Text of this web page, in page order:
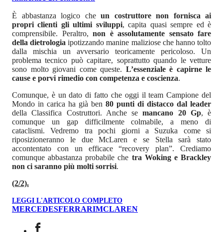
È abbastanza logico che un costruttore non fornisca ai
propri clienti gli ultimi sviluppi, capita quasi sempre ed è
comprensibile. Peraltro, non è assolutamente sensato fare
della dietrologia ipotizzando manine maliziose che hanno tolto
dalla mischia un avversario teoricamente pericoloso. Un
problema tecnico può capitare, soprattutto quando le vetture
sono molto giovani come queste. L’essenziale è capirne le
cause e porvi rimedio con competenza e coscienza.
Comunque, è un dato di fatto che oggi il team Campione del
Mondo in carica ha già ben 80 punti di distacco dal leader
della Classifica Costruttori. Anche semancano 20 Gp, è
comunque un gap difficilmente colmabile, a meno di
cataclismi. Vedremo tra pochi giorni a Suzuka come si
riposizioneranno le due McLaren e se Stella sarà stato
accontentato con un efficace “recovery plan”. Crediamo
comunque abbastanza probabile che tra Woking e Brackley
non ci saranno più molti sorrisi.
(2/2).
LEGGI L'ARTICOLO COMPLETO
MERCEDESFERRARIMCLAREN